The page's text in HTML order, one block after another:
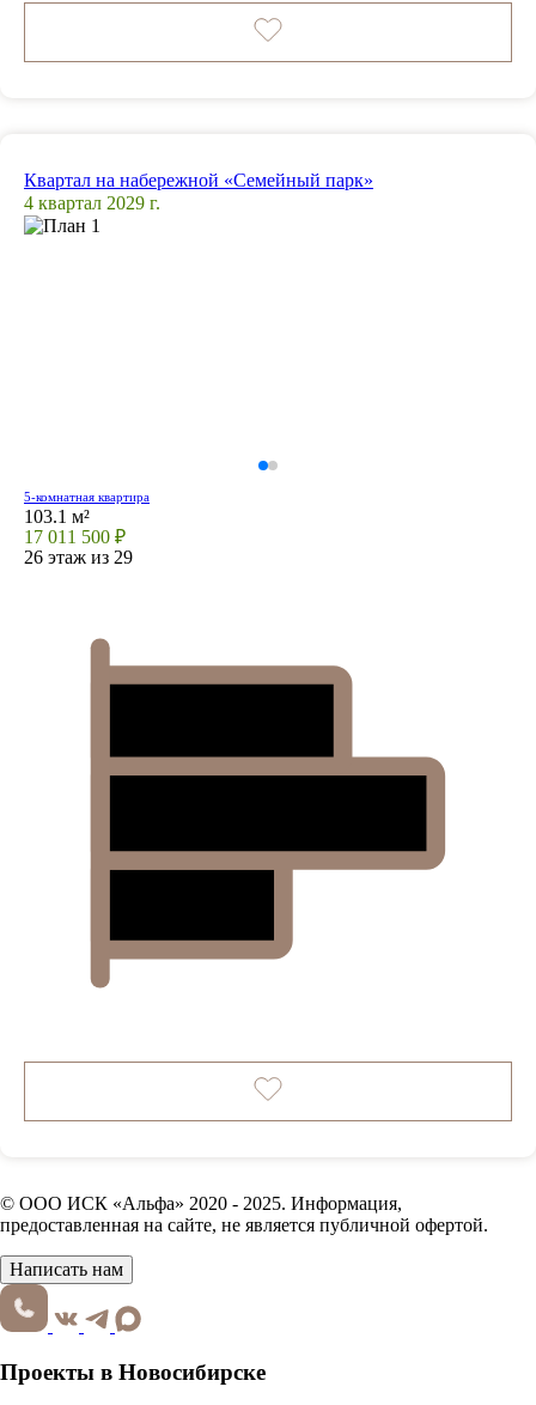
Квартал на набережной «Семейный парк»
4 квартал 2029 г.
5-комнатная квартира
103.1 м²
17 011 500 ₽
26 этаж из 29
© ООО ИСК «Альфа» 2020 - 2025. Информация,
предоставленная на сайте, не является публичной офертой.
Написать нам
Проекты в Новосибирске